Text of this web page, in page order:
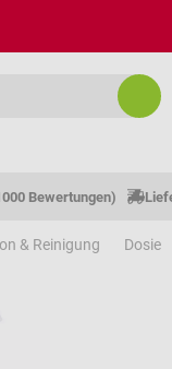
Bewertungen)
& Reinigung